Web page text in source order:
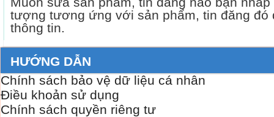
tượng tương ứng với sản phẩm, tin đăng đó
thông tin.
HƯỚNG DẪN
Chính sách bảo vệ dữ liệu cá nhân
Điều khoản sử dụng
Chính sách quyền riêng tư